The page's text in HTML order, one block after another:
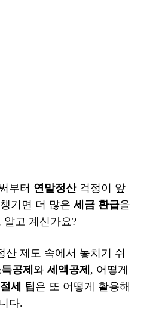
부터 연말정산걱정이 앞
기면 더 많은 세금 환급을
알고 계신가요?
산 제도 속에서 놓치기 쉬
공제 와 세액공제 , 어떻게
절세 팁은 또 어떻게 활용해
다.